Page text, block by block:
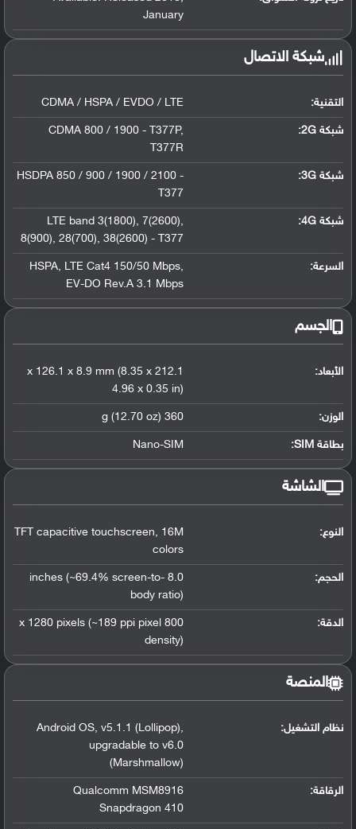
January
شبكة الاتصال
التقنية: CDMA / HSPA / EVDO / LTE
شبكة 2G: CDMA 800 / 1900 - T377P,
T377R
شبكة 3G :
HSDPA 850 / 900 / 1900 / 2100 -
T377
شبكة 4G :
LTE band 3(1800), 7(2600),
8(900), 28(700), 38(2600) - T377
السرعة: HSPA, LTE Cat4 150/50 Mbps,
EV-DO Rev.A 3.1 Mbps
الجسم
الأبعاد:
212.1 x 126.1 x 8.9 mm (8.35 x
4.96 x 0.35 in)
الوزن: 360 g (12.70 oz)
بطاقة SIM: Nano-SIM
الشاشة
النوع: TFT capacitive touchscreen, 16M
colors
الحجم:
8.0 inches (~69.4% screen-to-
body ratio)
الدقة:
800 x 1280 pixels (~189 ppi pixel
density)
المنصة
نظام التشغيل:
Android OS, v5.1.1 (Lollipop),
upgradable to v6.0
(Marshmallow)
الرقاقة:
Qualcomm MSM8916
Snapdragon 410